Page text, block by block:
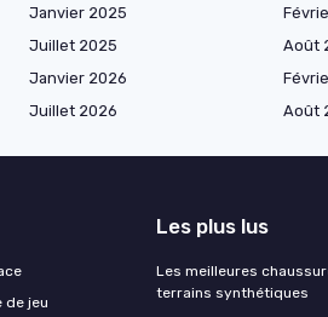
Janvier 2025
Juillet 2025 Août
Janvier 2026
Juillet 2026 Août
de jeu
Les plus lus
Les meilleures
terrains synthétiques